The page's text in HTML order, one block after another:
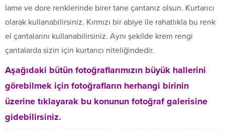
lame ve dore renklerinde birer tane çantanız olsun. Kurtarıcı
olarak kullanabilirsiniz. Kırmızı bir abiye ile rahatlıkla bu renk
el çantalarını kullanabilirsiniz. Aynı şekilde krem rengi
çantalarda sizin için kurtarıcı niteliğindedir.
Aşağıdaki bütün fotoğraflarımızın büyük hallerini
görebilmek için fotoğrafların herhangi birinin
üzerine tıklayarak bu konunun fotoğraf galerisine
gidebilirsiniz.